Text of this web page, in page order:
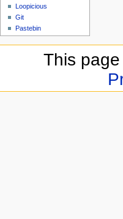
Loopicious
Git
Pastebin
This